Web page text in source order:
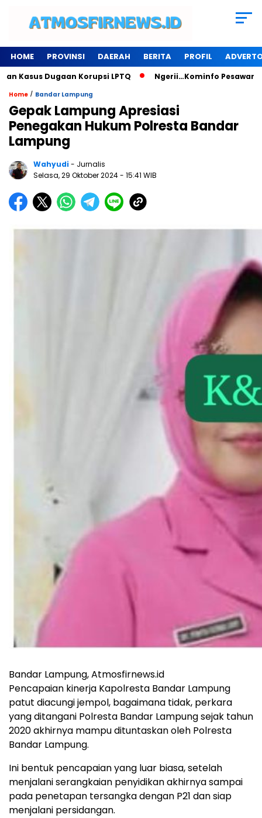
HOME PROVINSI DAERAH BERITA PROFIL
Dugaan Korupsi LPTQ Ngerii…Kominfo Pesawaran Sewa
Home / Bandar Lampung
Gepak Lampung Apresiasi
Penegakan Hukum Polresta Bandar
Lampung
Wahyudi- Jurnalis
Selasa, 29 Oktober 2024- 15:41 WIB
Bandar Lampung, Atmosfirnews.id
Pencapaian kinerja Kapolresta Bandar Lampung
patut diacungi jempol, bagaimana tidak, perkara
yang ditangani Polresta Bandar Lampung sejak tahun
2020 akhirnya mampu dituntaskan oleh Polresta
Bandar Lampung.
Ini bentuk pencapaian yang luar biasa, setelah
menjalani serangkaian penyidikan akhirnya sampai
pada penetapan tersangka dengan P21 dan siap
menjalani persidangan.